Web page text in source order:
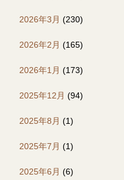
2026年3月 (230)
2026年2月 (165)
2026年1月 (173)
2025年12月 (94)
2025年8月 (1)
2025年7月 (1)
2025年6月 (6)